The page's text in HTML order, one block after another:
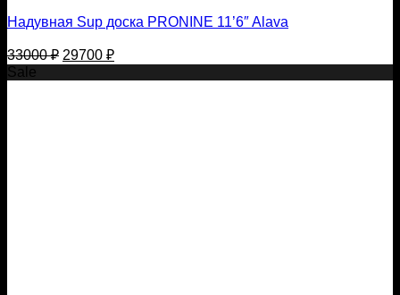
Надувная Sup доска PRONINE 11’6″ Alava
33000₽ Первоначальная
цена
составляла
29700 ₽Текущая
цена:
Sale